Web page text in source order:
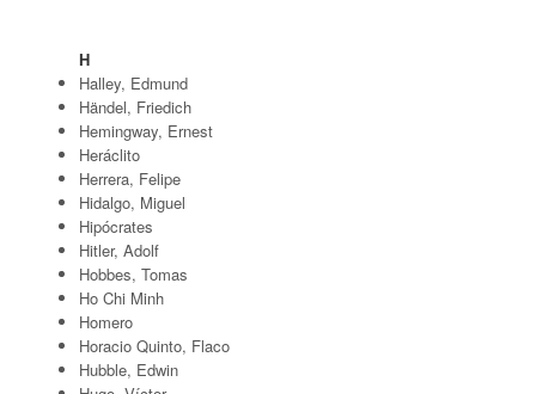
H
Halley, Edmund
Händel, Friedich
Hemingway, Ernest
Heráclito
Herrera, Felipe
Hidalgo, Miguel
Hipócrates
Hitler, Adolf
Hobbes, Tomas
Ho Chi Minh
Homero
Horacio Quinto, Flaco
Hubble, Edwin